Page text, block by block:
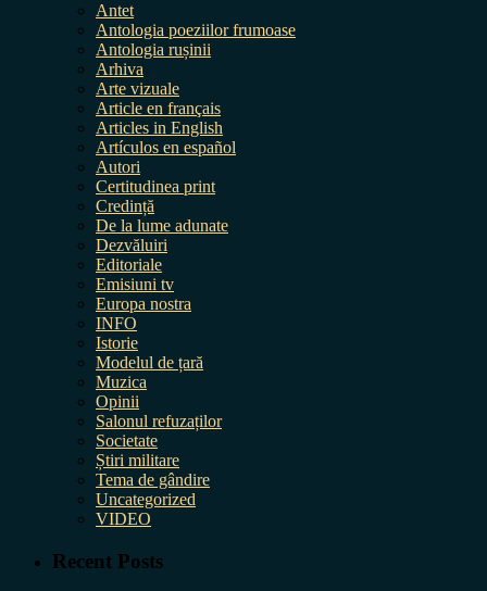
Antet
Antologia poeziilor frumoase
Antologia rușinii
Arhiva
Arte vizuale
Article en français
Articles in English
Artículos en español
Autori
Certitudinea print
Credință
De la lume adunate
Dezvăluiri
Editoriale
Emisiuni tv
Europa nostra
INFO
Istorie
Modelul de țară
Muzica
Opinii
Salonul refuzaților
Societate
Știri militare
Tema de gândire
Uncategorized
VIDEO
Recent Posts